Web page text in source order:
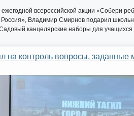
ежегодной всероссийской акции «Собери
Владимир Смирнов подарил
канцелярские наборы для учащихся
на контроль вопросы,